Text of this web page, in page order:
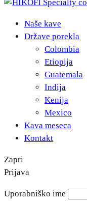
Naše kave
Države porekla
Colombia
Etiopija
Guatemala
Indija
Kenija
Mexico
Kava meseca
Kontakt
Zapri
Prijava
Uporabniško ime